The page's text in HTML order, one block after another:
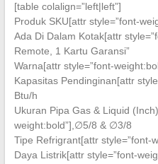
[table colalign=”left|left”]
Produk SKU[attr style=”font-
Ada Di Dalam Kotak[attr
Remote, 1 Kartu Garansi”
Warna[attr style=”font-
Kapasitas Pendinginan[attr
Btu/h
Ukuran Pipa Gas & Liquid
weight:bold”],∅5/8 & ∅3/8
Tipe Refrigrant[attr style=”font-
Daya Listrik[attr style=”font-